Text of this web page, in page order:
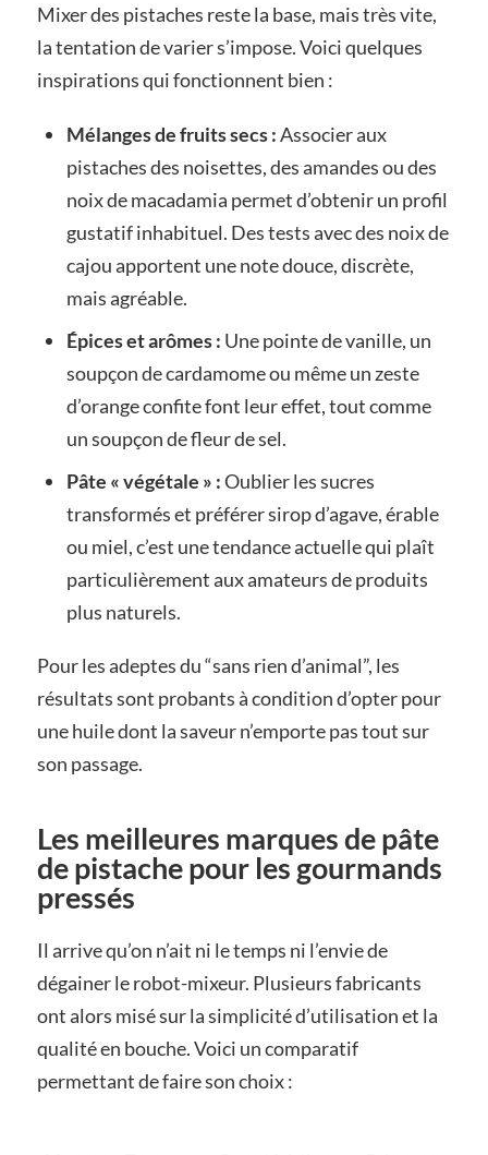
Mixer des pistaches reste la base, mais très vite,
la tentation de varier s’impose. Voici quelques
inspirations qui fonctionnent bien :
Mélanges de fruits secs :Associer aux
pistaches des noisettes, des amandes ou des
noix de macadamia permet d’obtenir un profil
gustatif inhabituel. Des tests avec des noix de
cajou apportent une note douce, discrète,
mais agréable.
Épices et arômes : Une pointe de vanille, un
soupçon de cardamome ou même un zeste
d’orange confite font leur effet, tout comme
un soupçon de fleur de sel.
Pâte « végétale » :Oublier les sucres
transformés et préférer sirop d’agave, érable
ou miel, c’est une tendance actuelle qui plaît
particulièrement aux amateurs de produits
plus naturels.
Pour les adeptes du “sans rien d’animal”, les
résultats sont probants à condition d’opter pour
une huile dont la saveur n’emporte pas tout sur
son passage.
Les meilleures marques de pâte
de pistache pour les gourmands
pressés
Il arrive qu’on n’ait ni le temps ni l’envie de
dégainer le robot-mixeur. Plusieurs fabricants
ont alors misé sur la simplicité d’utilisation et la
qualité en bouche. Voici un comparatif
permettant de faire son choix :